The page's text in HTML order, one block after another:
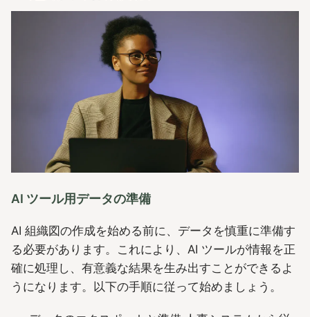
AI ツール用データの準備
AI 組織図の作成を始める前に、データを慎重に準備す
る必要があります。これにより、AI ツールが情報を正
確に処理し、有意義な結果を生み出すことができるよ
うになります。以下の手順に従って始めましょう。